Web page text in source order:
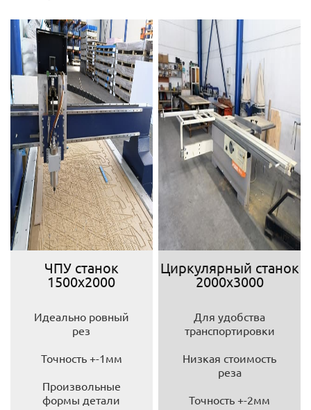
ЧПУ станок
1500х2000
Идеально ровный
рез
Точность +-1мм
Произвольные
формы детали
Циркулярный станок
2000х3000
Для удобства
транспортировки
Низкая стоимость
реза
Точность +-2мм